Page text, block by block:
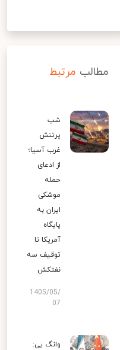
مطالب مرتبط
شب
پرتنش
غرب آسیا؛
از ادعای
حمله
موشکی
ایران به
پایگاه
آمریکا تا
توقیف سه
نفتکش
1405/05/
07
وانگ یی: